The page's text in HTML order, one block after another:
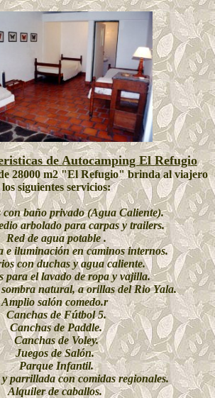
de Autocamping El Refugio
28000 m2 "El Refugio" brinda al viajero
los siguientes servicios:
baño privado (Agua Caliente).
arbolado para carpas y trailers.
Red de agua potable .
e iluminación en caminos internos.
con duchas y agua caliente.
para el lavado de ropa y vajilla.
natural, a orillas del Rio Yala.
Amplio salón comedo.r
Canchas de Fútbol 5.
Canchas de Paddle.
Canchas de Voley.
Juegos de Salón.
Parque Infantil.
parrillada con comidas regionales.
Alquiler de caballos.